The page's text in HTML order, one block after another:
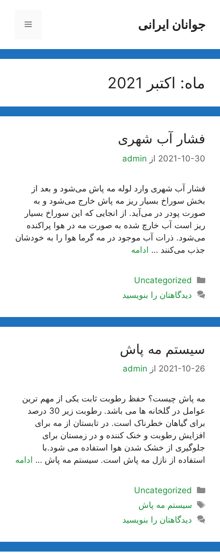
محتواجوانان ایرانی فهرست
ماه: اکتبر 2021
فشار آب شهری
2021-10-30 از admin
فشار آب شهری وارد لوله مه پاش می‌شود و بعد از
بخش سوراخ بسیار ریز مه پاش خارج می‌شود و به
صورت پودر در می‌آید. از انجایی که این سوراخ بسیار
ریز است آب خارچ شده به صورت مه در هوا پراکنده
می‌شود. ذرات آب موجود در مه گرما هوا را به خودشان
جذب می‌کنند … ادامه
دسته‌ها
Uncategorized
دیدگاهتان را بنویسید
سیستم مه پاش
2021-10-26 از admin
مه پاش چیست؟ حفظ رطوبت ثابت یکی از مهم ترین
عوامل در گلخانه ها می باشد. رطوبت زیر 30 درصد
برای گیاهان خطرناک است. در تابستان از مه برای
افزایش رطوبت و خنک کننده و در زمستان برای
جلوگیری از خشک شدن هوا استفاده می شود.با
استفاده از نازل مه پاش است. سیستم مه پاش … ادامه
دسته‌ها
Uncategorized
برچسب‌ها
سیستم مه پاش
دیدگاهتان را بنویسید